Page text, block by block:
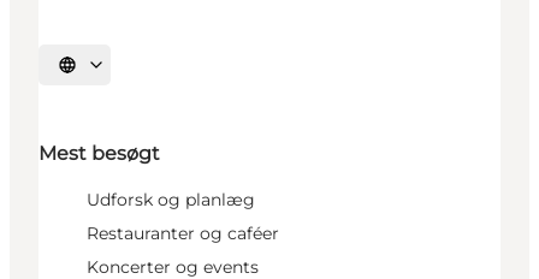
Vælg sprog
Mest besøgt
Udforsk og planlæg
Restauranter og caféer
Koncerter og events